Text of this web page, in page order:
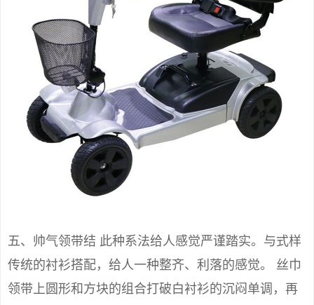
五、帅气领带结 此种系法给人感觉严谨踏实。与式样
传统的衬衫搭配，给人一种整齐、利落的感觉。 丝巾
领带上圆形和方块的组合打破白衬衫的沉闷单调，再